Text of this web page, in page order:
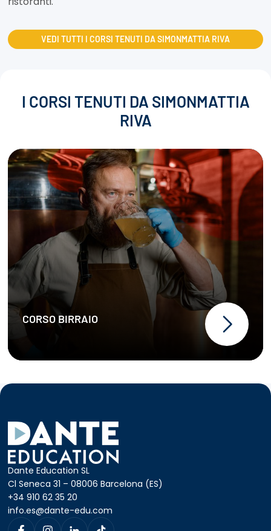
VEDI TUTTI I CORSI TENUTI DA SIMONMATTIA RIVA
I CORSI TENUTI DA SIMONMATTIA
RIVA
CORSO BIRRAIO
Dante Education SL
Cl Seneca 31 – 08006 Barcelona (ES)
+34 910 62 35 20
info.es@dante-edu.com